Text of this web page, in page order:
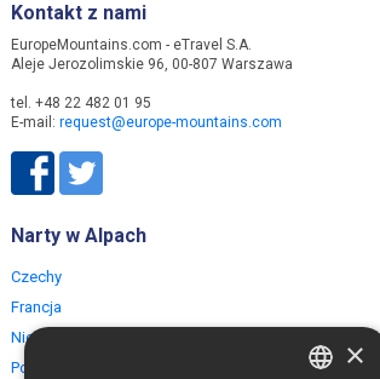
Kontakt z nami
EuropeMountains.com - eTravel S.A.
Aleje Jerozolimskie 96, 00-807 Warszawa
tel. +48 22 482 01 95
E-mail: request@europe-mountains.com
Narty w Alpach
Czechy
Francja
Niemcy
Polska
×